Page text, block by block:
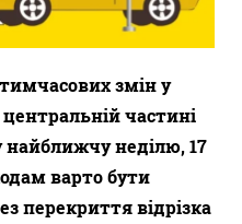
змін у
частині
найближчу неділю, 17
варто бути
перекриття відрізка